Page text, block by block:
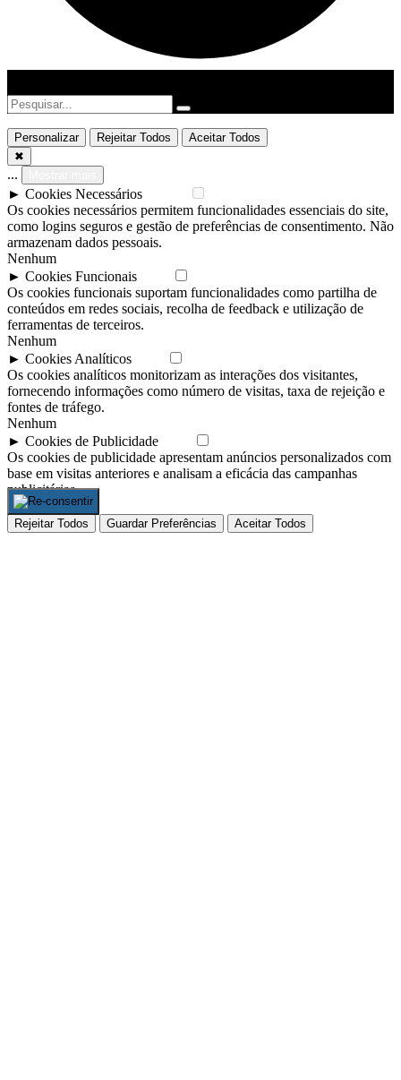
Personalizar Rejeitar Todos
Aceitar Todos
✖
...
► Cookies Necessários
Os cookies necessários permitem funcionalidades essenciais do site,
como logins seguros e gestão de preferências de consentimento. Não
armazenam dados pessoais.
Nenhum
► Cookies Funcionais
Os cookies funcionais suportam funcionalidades como partilha de
conteúdos em redes sociais, recolha de feedback e utilização de
ferramentas de terceiros.
Nenhum
► Cookies Analíticos
Os cookies analíticos monitorizam as interações dos visitantes,
fornecendo informações como número de visitas, taxa de rejeição e
fontes de tráfego.
Nenhum
► Cookies de Publicidade
Os cookies de publicidade apresentam anúncios personalizados com
base em visitas anteriores e analisam a eficácia das campanhas
publicitárias.
Nenhum
Rejeitar Todos Guardar Preferências Aceitar Todos